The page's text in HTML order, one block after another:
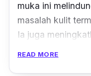
muka ini
masalah kulit
Ia juga
READ MORE